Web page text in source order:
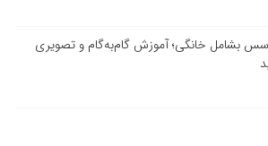
سس بشامل خانگی؛ آموزش گام‌به‌گام و تصویری